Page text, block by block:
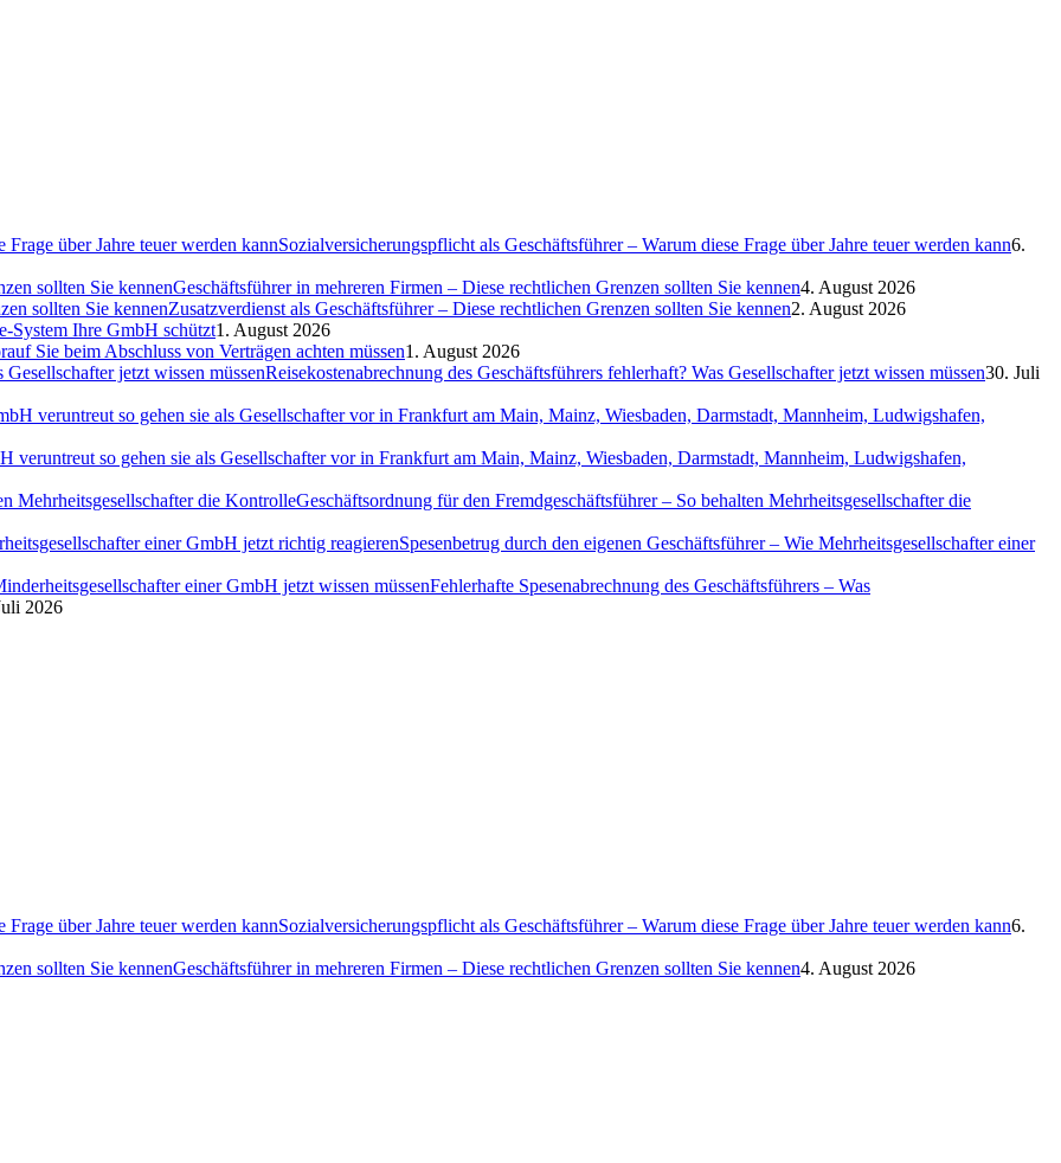
Sozialversicherungspflicht als Geschäftsführer – Warum diese Frage über Jahre teuer werden kann6.
Geschäftsführer in mehreren Firmen – Diese rechtlichen Grenzen sollten Sie kennen4. August 2026
Zusatzverdienst als Geschäftsführer – Diese rechtlichen Grenzen sollten Sie kennen2. August 2026
System Ihre GmbH schützt1. August 2026
Sie beim Abschluss von Verträgen achten müssen1. August 2026
Reisekostenabrechnung des Geschäftsführers fehlerhaft? Was Gesellschafter jetzt wissen müssen30. Juli
veruntreut so gehen sie als Gesellschafter vor in Frankfurt am Main, Mainz, Wiesbaden, Darmstadt, Mannheim, Ludwigshafen,
Geschäftsordnung für den Fremdgeschäftsführer – So behalten Mehrheitsgesellschafter die
Spesenbetrug durch den eigenen Geschäftsführer – Wie Mehrheitsgesellschafter einer
Fehlerhafte Spesenabrechnung des Geschäftsführers – Was
2026
Sozialversicherungspflicht als Geschäftsführer – Warum diese Frage über Jahre teuer werden kann6.
Geschäftsführer in mehreren Firmen – Diese rechtlichen Grenzen sollten Sie kennen4. August 2026